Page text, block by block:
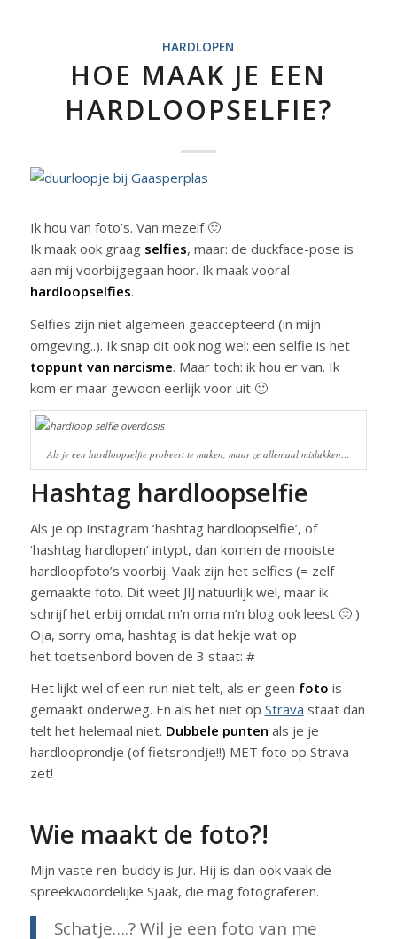
HARDLOPEN
HOE MAAK JE EEN
HARDLOOPSELFIE?
Ik hou van foto’s. Van mezelf 🙂
Ik maak ook graag selfies, maar: de duckface-pose is
aan mij voorbijgegaan hoor. Ik maak vooral
hardloopselfies.
Selfies zijn niet algemeen geaccepteerd (in mijn
omgeving..). Ik snap dit ook nog wel: een selfie is het
toppunt van narcisme. Maar toch: ik hou er van. Ik
kom er maar gewoon eerlijk voor uit 🙂
Als je een hardloopselfie probeert te maken, maar ze allemaal mislukken…
Hashtag hardloopselfie
Als je op Instagram ‘hashtag hardloopselfie’, of
‘hashtag hardlopen’ intypt, dan komen de mooiste
hardloopfoto’s voorbij. Vaak zijn het selfies (= zelf
gemaakte foto. Dit weet JIJ natuurlijk wel, maar ik
schrijf het erbij omdat m’n oma m’n blog ook leest 🙂 )
Oja, sorry oma, hashtag is dat hekje wat op
het toetsenbord boven de 3 staat: #
Het lijkt wel of een run niet telt, als er geen foto is
gemaakt onderweg. En als het niet op Strava staat dan
telt het helemaal niet. Dubbele punten als je je
hardlooprondje (of fietsrondje!!) MET foto op Strava
zet!
Wie maakt de foto?!
Mijn vaste ren-buddy is Jur. Hij is dan ook vaak de
spreekwoordelijke Sjaak, die mag fotograferen.
Schatje….? Wil je een foto van me